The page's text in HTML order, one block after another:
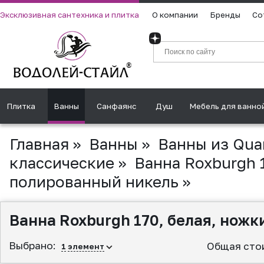
Эксклюзивная сантехника и плитка О компании Бренды
Плитка Ванны Санфаянс Душ Мебель для
Главная » Ванны » Ванны из
классические » Ванна Roxburgh
полированный никель »
Ванна Roxburgh 170, белая,
Выбрано: 1 элемент Общая